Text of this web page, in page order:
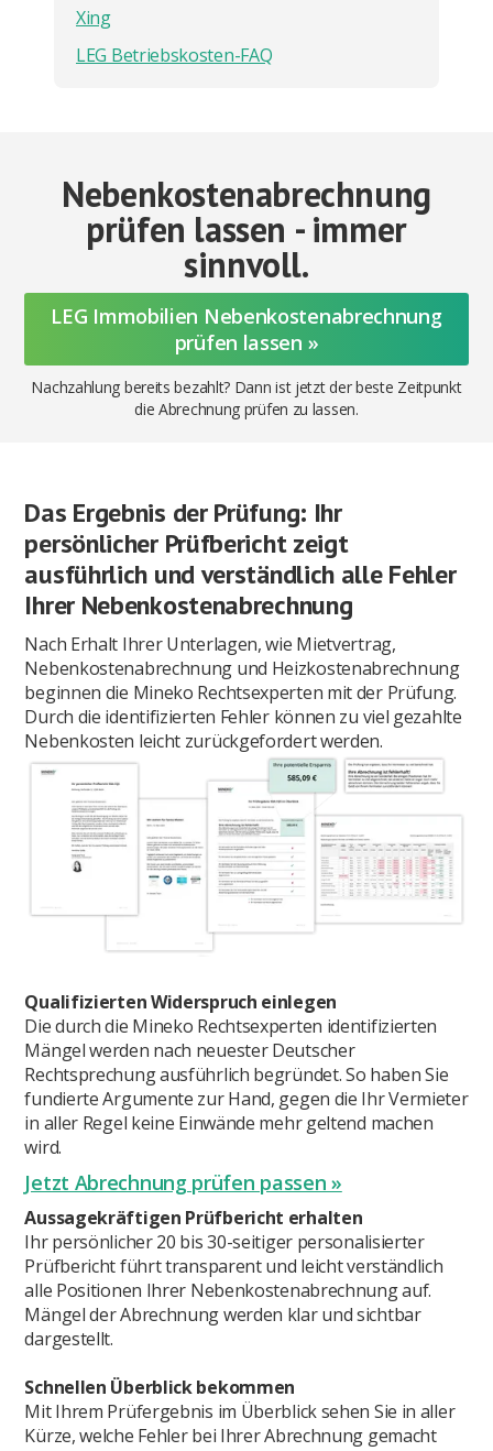
Xing
LEG Betriebskosten-FAQ
Nebenkostenabrechnung
prüfen lassen - immer
sinnvoll.
LEG Immobilien Nebenkostenabrechnung
prüfen lassen »
Nachzahlung bereits bezahlt? Dann ist jetzt der beste Zeitpunkt
die Abrechnung prüfen zu lassen.
Das Ergebnis der Prüfung: Ihr
persönlicher Prüfbericht zeigt
ausführlich und verständlich alle Fehler
Ihrer Nebenkostenabrechnung
Nach Erhalt Ihrer Unterlagen, wie Mietvertrag,
Nebenkostenabrechnung und Heizkostenabrechnung
beginnen die Mineko Rechtsexperten mit der Prüfung.
Durch die identifizierten Fehler können zu viel gezahlte
Nebenkosten leicht zurückgefordert werden.
Aussagekräftigen Prüfbericht erhalten
Ihr persönlicher 20 bis 30-seitiger personalisierter
Prüfbericht führt transparent und leicht verständlich
alle Positionen Ihrer Nebenkostenabrechnung auf.
Mängel der Abrechnung werden klar und sichtbar
dargestellt.
Schnellen Überblick bekommen
Mit Ihrem Prüfergebnis im Überblick sehen Sie in aller
Kürze, welche Fehler bei Ihrer Abrechnung gemacht
Qualifizierten Widerspruch einlegen
Die durch die Mineko Rechtsexperten identifizierten
Mängel werden nach neuester Deutscher
Rechtsprechung ausführlich begründet. So haben Sie
fundierte Argumente zur Hand, gegen die Ihr Vermieter
in aller Regel keine Einwände mehr geltend machen
wird.
Jetzt Abrechnung prüfen passen »